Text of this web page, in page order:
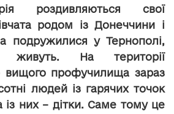
роздивляються свої
родом із Донеччини і
подружилися у Тернополі,
На території
вищого профучилища зараз
людей із гарячих точок
із них – дітки. Саме тому це